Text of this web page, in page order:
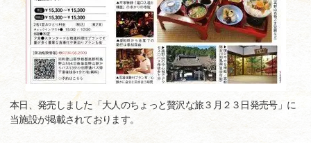
本日、発売しました「大人のちょっと贅沢な旅３月２３日発売号」に
当施設が掲載されております。